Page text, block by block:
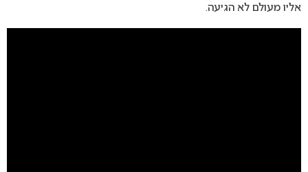
אליו מעולם לא הגיעה.